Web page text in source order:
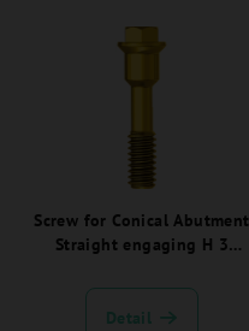
Screw for Conical Abutment
Straight engaging H 3
Detail